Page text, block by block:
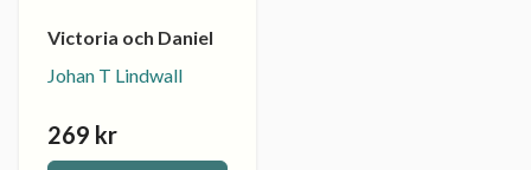
Victoria och Daniel
Johan T Lindwall
269 kr